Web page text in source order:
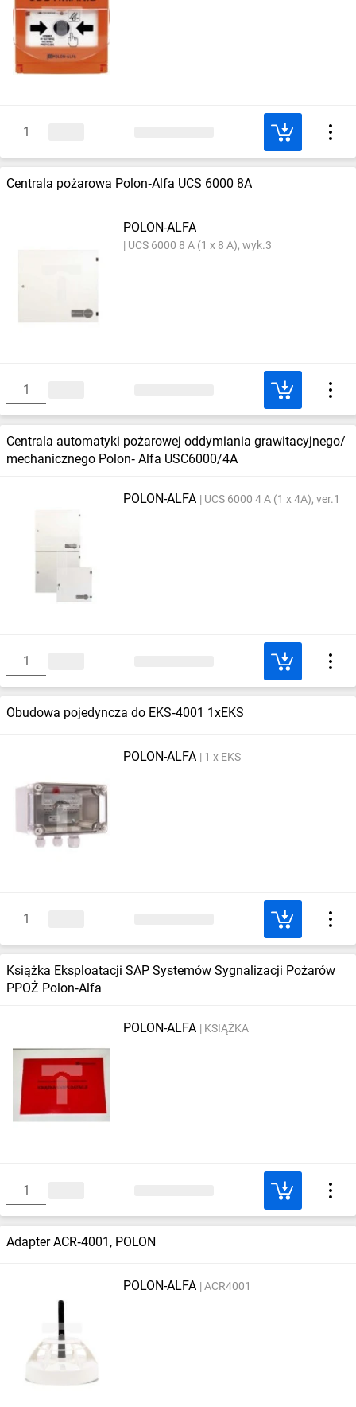
Centrala pożarowa Polon‑Alfa UCS 6000 8A
POLON-ALFA
UCS 6000 8 A (1 x 8 A), wyk.3
Centrala automatyki pożarowej oddymiania grawitacyjnego/
mechanicznego Polon‑ Alfa USC6000/4A
POLON-ALFA UCS 6000 4 A (1 x 4A), ver.1
Obudowa pojedyncza do EKS‑4001 1xEKS
POLON-ALFA 1 x EKS
Książka Eksploatacji SAP Systemów Sygnalizacji Pożarów
PPOŻ Polon‑Alfa
POLON-ALFA KSIĄŻKA
Adapter ACR‑4001, POLON
POLON-ALFA ACR4001